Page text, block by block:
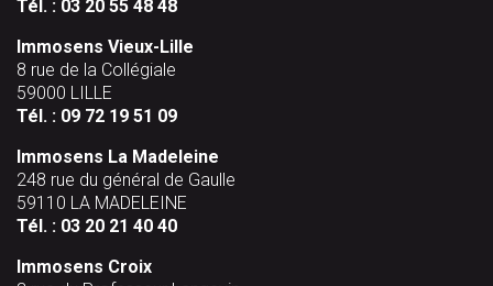
Tél. : 03 20 55 48 48
Immosens Vieux-Lille
8 rue de la Collégiale
59000 LILLE
Tél. : 09 72 19 51 09
Immosens La Madeleine
248 rue du général de Gaulle
59110 LA MADELEINE
Tél. : 03 20 21 40 40
Immosens Croix